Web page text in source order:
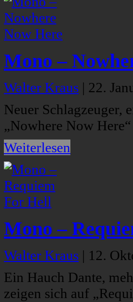
Mono –
Walter Kraus | 22.
Neuer Schlagzeuger,
„Nowhere Now
Weiterlesen
Mono –
Walter Kraus | 12.
Ein Hauch Dante,
zeigen sich auf